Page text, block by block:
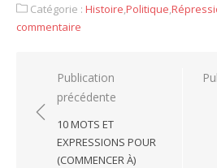
Catégorie : Histoire,Politique,
commentaire
Navigation
de
l’article
Publication
précédente
10 MOTS ET
EXPRESSIONS POUR
(COMMENCER À)